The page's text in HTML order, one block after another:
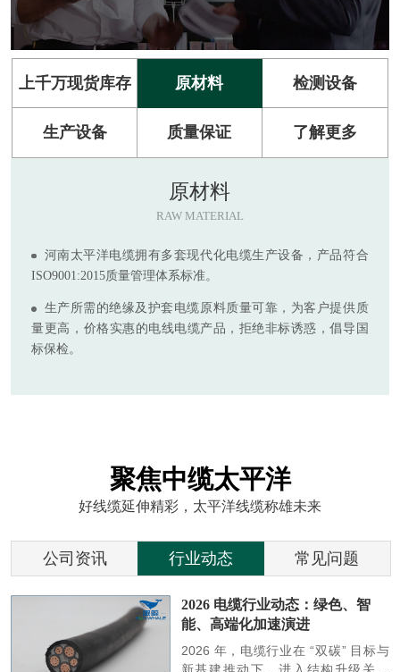
上千万现货库存 原材料 检测设备
生产设备 质量保证 了解更多
原材料
RAW MATERIAL
河南太平洋电缆拥有多套现代化电缆生产设备，产品符合
ISO9001:2015质量管理体系标准。
生产所需的绝缘及护套电缆原料质量可靠，为客户提供质
量更高，价格实惠的电线电缆产品，拒绝非标诱惑，倡导国
标保检。
聚焦中缆太平洋
好线缆延伸精彩，太平洋线缆称雄未来
公司资讯 行业动态 常见问题
2026 电缆行业动态：绿色、智
能、高端化加速演进
2026 年，电缆行业在 “双碳” 目标与